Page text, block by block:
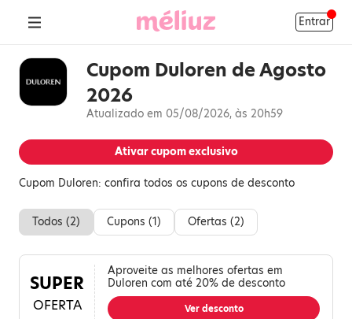
Entrar
Cupom Duloren de Agosto
2026
Atualizado em 05/08/2026, às 20h59
Ativar cupom exclusivo
Cupom Duloren: confira todos os cupons de desconto
Todos (2) Cupons (1) Ofertas (2)
SUPER
OFERTA
Aproveite as melhores ofertas em
Duloren com até 20% de desconto
Ver desconto